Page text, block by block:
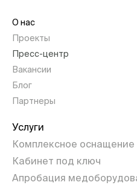
О нас
Проекты
Пресс-центр
Вакансии
Блог
Партнеры
Услуги
Комплексное оснащение
Кабинет под ключ
Апробация